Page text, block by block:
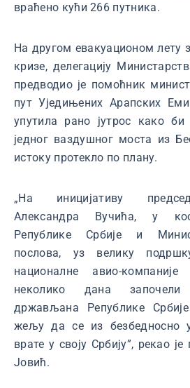
враћено кући 266 путника.
На другом евакуационом лету
кризе, делегацију
предводио је помоћник
пут Уједињених Арапских
упутила рано јутрос како
једног ваздушног моста из
истоку протекло по плану.
„На иницијативу
Александра Вучића, у
Републике Србије и
послова, уз велику
националне авио-
неколико дана
држављана Републике
жељу да се из безбедносно
врате у своју Србију”, рекао
Јовић.